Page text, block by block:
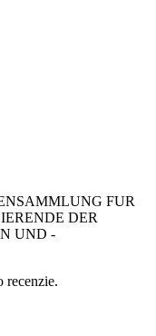
FUR
DER
UND -
recenzie.